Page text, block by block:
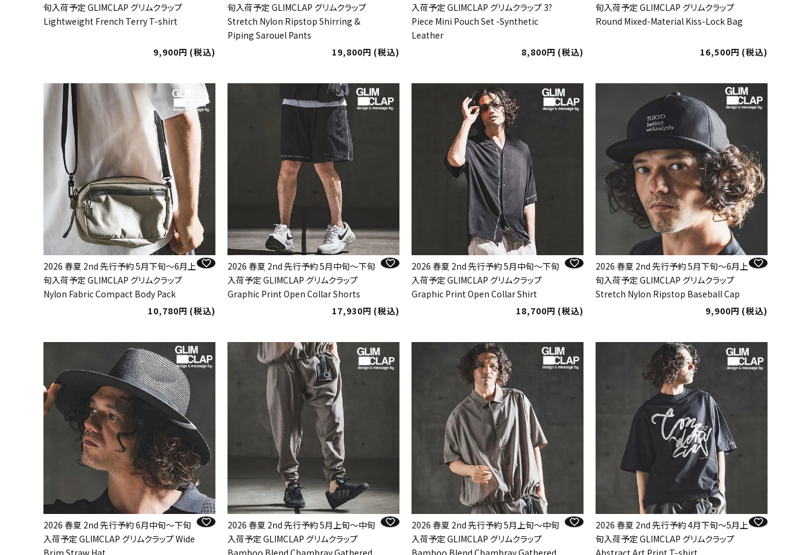
旬入荷予定 GLIMCLAP グリムクラップ
Lightweight French Terry T-shirt
9,900 税込
旬入荷予定 GLIMCLAP グリムクラップ
Stretch Nylon Ripstop Shirring &
Piping Sarouel Pants
19,800
税込
入荷予定 GLIMCLAP グリムクラップ 3?
Piece Mini Pouch Set -Synthetic
Leather
8,800
税込
旬入荷予定 GLIMCLAP グリムクラップ
Round Mixed-Material Kiss-Lock Bag
16,500 税込
2026 春夏 2nd 先行予約 5月下旬～6月上
旬入荷予定 GLIMCLAP グリムクラップ
Nylon Fabric Compact Body Pack
10,780
税込
2026 春夏 2nd 先行予約 5月中旬～下旬
入荷予定 GLIMCLAP グリムクラップ
Graphic Print Open Collar Shorts
17,930
税込
2026 春夏 2nd 先行予約 5月中旬～下旬
入荷予定 GLIMCLAP グリムクラップ
Graphic Print Open Collar Shirt
18,700
税込
2026 春夏 2nd 先行予約 5月下旬～6月上
旬入荷予定 GLIMCLAP グリムクラップ
Stretch Nylon Ripstop Baseball Cap
9,900
税込
2026 春夏 2nd 先行予約 6月中旬～下旬
入荷予定 GLIMCLAP グリムクラップ Wide
Brim Straw Hat
2026 春夏 2nd 先行予約 5月上旬～中旬
入荷予定 GLIMCLAP グリムクラップ
Bamboo Blend Chambray Gathered
2026 春夏 2nd 先行予約 5月上旬～中旬
入荷予定 GLIMCLAP グリムクラップ
Bamboo Blend Chambray Gathered
2026 春夏 2nd 先行予約 4月下旬～5月上
旬入荷予定 GLIMCLAP グリムクラップ
Abstract Art Print T-shirt